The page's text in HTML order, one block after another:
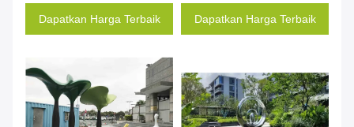
Dapatkan Harga Terbaik Dapatkan Harga Terbaik